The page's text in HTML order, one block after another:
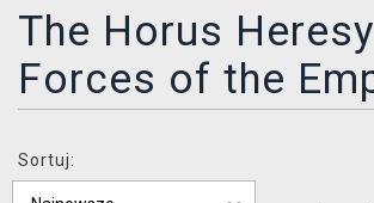
TRANSPORT
XZONE KLUB
The Horus
Forces of the
Sortuj: